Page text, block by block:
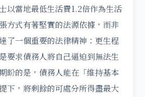
以當地最低生活費1.2倍作為生活
方式有著堅實的法源依據，而非
了一個重要的法律精神：更生程
要求債務人將自己逼迫到無法生
盼的是，債務人能在「維持基本
下，將剩餘的可處分所得盡最大